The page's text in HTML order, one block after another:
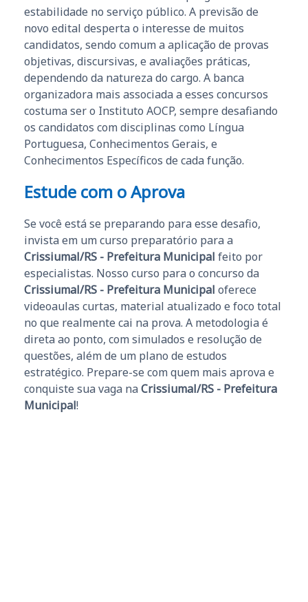
estabilidade no serviço público. A previsão de
novo edital desperta o interesse de muitos
candidatos, sendo comum a aplicação de provas
objetivas, discursivas, e avaliações práticas,
dependendo da natureza do cargo. A banca
organizadora mais associada a esses concursos
costuma ser o Instituto AOCP, sempre desafiando
os candidatos com disciplinas como Língua
Portuguesa, Conhecimentos Gerais, e
Conhecimentos Específicos de cada função.
Estude com o Aprova
Se você está se preparando para esse desafio,
invista em um curso preparatório para a
Crissiumal/RS - Prefeitura Municipal feito por
especialistas. Nosso curso para o concurso da
Crissiumal/RS - Prefeitura Municipal oferece
videoaulas curtas, material atualizado e foco total
no que realmente cai na prova. A metodologia é
direta ao ponto, com simulados e resolução de
questões, além de um plano de estudos
estratégico. Prepare-se com quem mais aprova e
conquiste sua vaga na Crissiumal/RS - Prefeitura
Municipal!